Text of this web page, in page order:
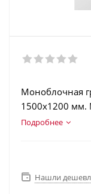
Моноблочная
1500х1200 мм.
и 3000 кг.
Подробнее
Нашли